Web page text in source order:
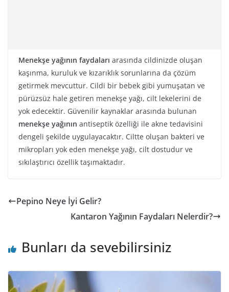
Menekşe yağının faydaları arasında cildinizde oluşan
kaşınma, kuruluk ve kızarıklık sorunlarına da çözüm
getirmek mevcuttur. Cildi bir bebek gibi yumuşatan ve
pürüzsüz hale getiren menekşe yağı, cilt lekelerini de
yok edecektir. Güvenilir kaynaklar arasında bulunan
menekşe yağının antiseptik özelliği ile akne tedavisini
dengeli şekilde uygulayacaktır. Ciltte oluşan bakteri ve
mikropları yok eden menekşe yağı, cilt dostudur ve
sıkılaştırıcı özellik taşımaktadır.
Pepino Neye İyi Gelir?
Kantaron Yağının Faydaları Nelerdir?
Bunları da sevebilirsiniz